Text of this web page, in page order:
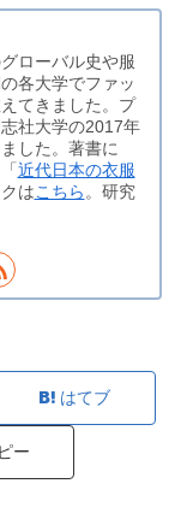
ローバル史や服
各大学でファッ
てきました。プ
社大学の2017年
した。著書に
近代日本の衣服
はこちら 。研究
はてブ
ー